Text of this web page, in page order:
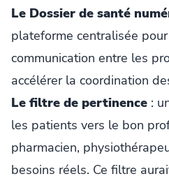
Le Dossier de santé
plateforme centralisée
communication entre les
accélérer la coordination
Le filtre de pertinence :
les patients vers le bon
pharmacien,
besoins réels. Ce filtre